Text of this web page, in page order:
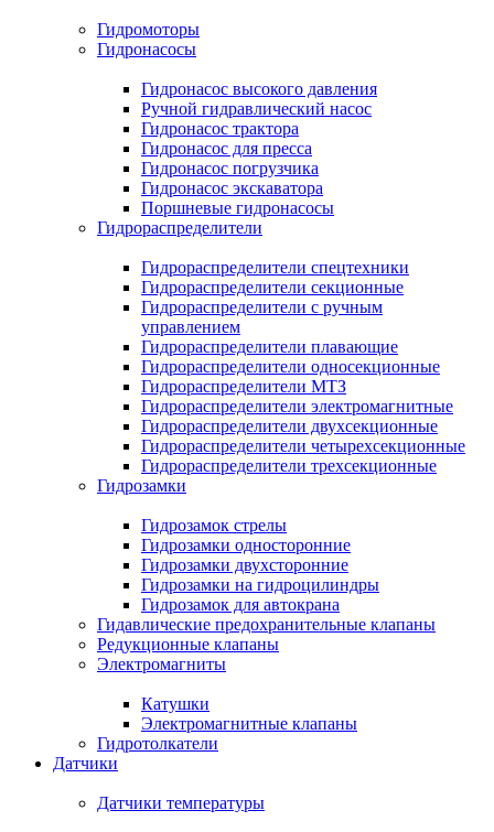
Гидромоторы
Гидронасосы
Гидронасос высокого давления
Ручной гидравлический насос
Гидронасос трактора
Гидронасос для пресса
Гидронасос погрузчика
Гидронасос экскаватора
Поршневые гидронасосы
Гидрораспределители
Гидрораспределители спецтехники
Гидрораспределители секционные
Гидрораспределители с ручным
управлением
Гидрораспределители плавающие
Гидрораспределители односекционные
Гидрораспределители МТЗ
Гидрораспределители электромагнитные
Гидрораспределители двухсекционные
Гидрораспределители четырехсекционные
Гидрораспределители трехсекционные
Гидрозамки
Гидрозамок стрелы
Гидрозамки односторонние
Гидрозамки двухсторонние
Гидрозамки на гидроцилиндры
Гидрозамок для автокрана
Гидавлические предохранительные клапаны
Редукционные клапаны
Электромагниты
Катушки
Электромагнитные клапаны
Гидротолкатели
Датчики
Датчики температуры